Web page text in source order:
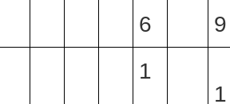
6
9
1
1